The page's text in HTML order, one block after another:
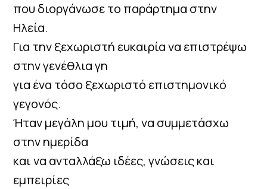
που διοργάνωσε το παράρτημα στην
Ηλεία.
Για την ξεχωριστή ευκαιρία να επιστρέψω
στην γενέθλια γη
για ένα τόσο ξεχωριστό επιστημονικό
γεγονός.
Ήταν μεγάλη μου τιμή, να συμμετάσχω
στην ημερίδα
και να ανταλλάξω ιδέες, γνώσεις και
εμπειρίες